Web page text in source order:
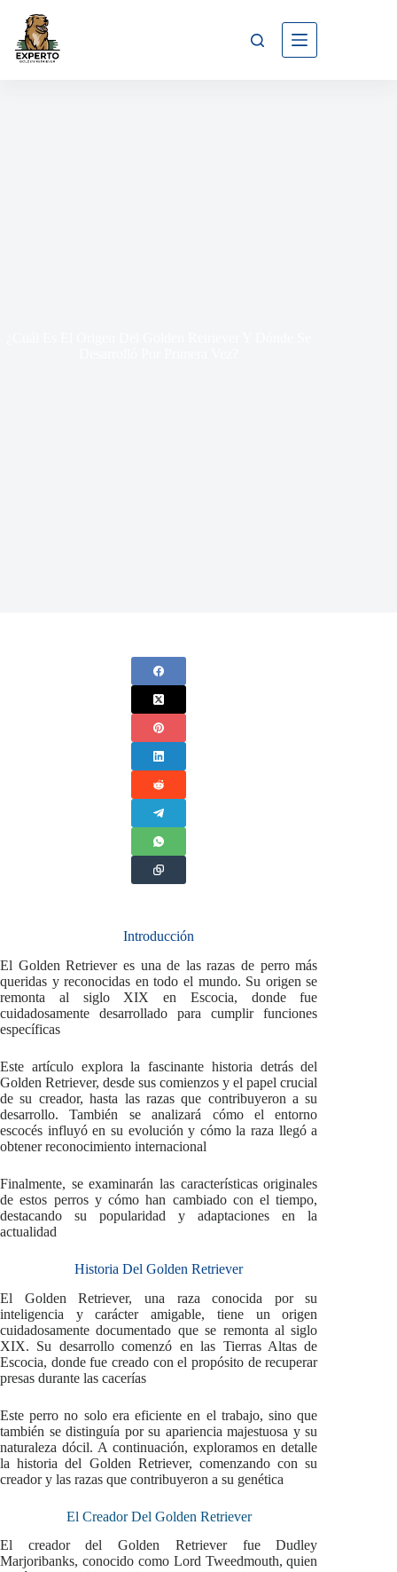
Introducción
El Golden Retriever es una de las razas de perro más
queridas y reconocidas en todo el mundo. Su origen se
remonta al siglo XIX en Escocia, donde fue
cuidadosamente desarrollado para cumplir funciones
específicas
Este artículo explora la fascinante historia detrás del
Golden Retriever, desde sus comienzos y el papel crucial
de su creador, hasta las razas que contribuyeron a su
desarrollo. También se analizará cómo el entorno
escocés influyó en su evolución y cómo la raza llegó a
obtener reconocimiento internacional
Finalmente, se examinarán las características originales
de estos perros y cómo han cambiado con el tiempo,
destacando su popularidad y adaptaciones en la
actualidad
Historia Del Golden Retriever
El Golden Retriever, una raza conocida por su
inteligencia y carácter amigable, tiene un origen
cuidadosamente documentado que se remonta al siglo
XIX. Su desarrollo comenzó en las Tierras Altas de
Escocia, donde fue creado con el propósito de recuperar
presas durante las cacerías
Este perro no solo era eficiente en el trabajo, sino que
también se distinguía por su apariencia majestuosa y su
naturaleza dócil. A continuación, exploramos en detalle
la historia del Golden Retriever, comenzando con su
creador y las razas que contribuyeron a su genética
El Creador Del Golden Retriever
El creador del Golden Retriever fue Dudley
Marjoribanks, conocido como Lord Tweedmouth, quien